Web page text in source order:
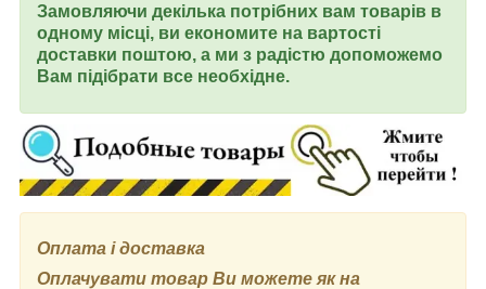
Замовляючи декілька потрібних вам товарів в
одному місці, ви економите на вартості
доставки поштою, а ми з радістю допоможемо
Вам підібрати все необхідне.
Оплата і доставка
Оплачувати товар Ви можете як на